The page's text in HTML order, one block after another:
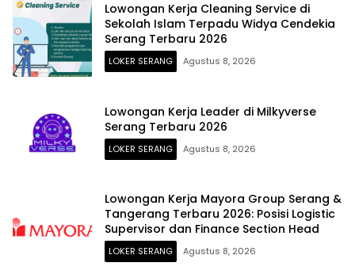
Lowongan Kerja Cleaning Service di
Sekolah Islam Terpadu Widya Cendekia
Serang Terbaru 2026
LOKER SERANG Agustus 8, 2026
Lowongan Kerja Leader di Milkyverse
Serang Terbaru 2026
LOKER SERANG Agustus 8, 2026
Lowongan Kerja Mayora Group Serang &
Tangerang Terbaru 2026: Posisi Logistic
Supervisor dan Finance Section Head
LOKER SERANG Agustus 8, 2026